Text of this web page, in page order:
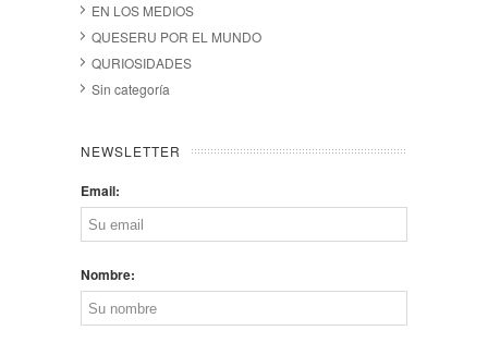
EN LOS MEDIOS
QUESERU POR EL MUNDO
QURIOSIDADES
Sin categoría
NEWSLETTER
Email:
Nombre: